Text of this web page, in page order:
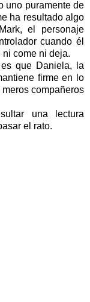
uno puramente de
ha resultado algo
el personaje
cuando él
come ni deja.
que Daniela, la
firme en lo
compañeros
una lectura
el rato.